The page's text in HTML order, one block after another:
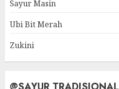
Sayur Masin
Ubi Bit Merah
Zukini